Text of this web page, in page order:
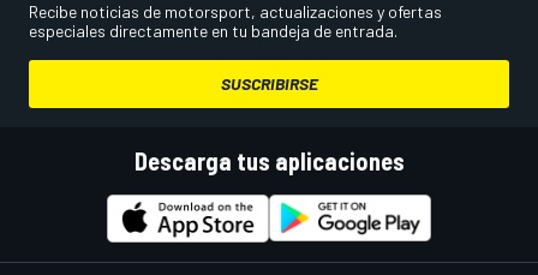
Recibe noticias de motorsport, actualizaciones y ofertas
especiales directamente en tu bandeja de entrada.
SUSCRIBIRSE
Descarga tus aplicaciones